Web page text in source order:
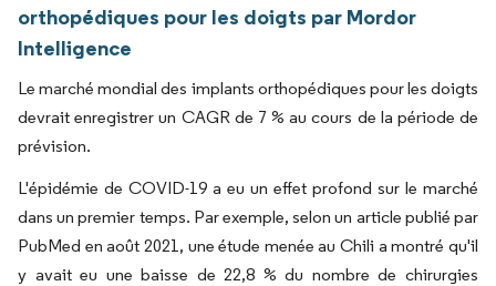
orthopédiques pour les doigts par Mordor
Intelligence
Le marché mondial des implants orthopédiques pour les doigts
devrait enregistrer un CAGR de 7 % au cours de la période de
prévision.
L'épidémie de COVID-19 a eu un effet profond sur le marché
dans un premier temps. Par exemple, selon un article publié par
PubMed en août 2021, une étude menée au Chili a montré qu'il
y avait eu une baisse de 22,8 % du nombre de chirurgies